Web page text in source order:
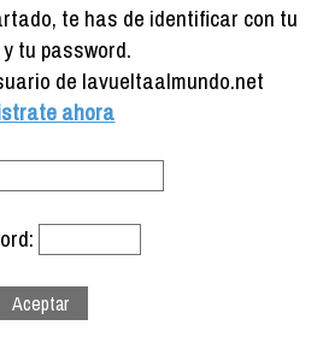
te has de identificar con tu
tu password.
de lavueltaalmundo.net
ahora